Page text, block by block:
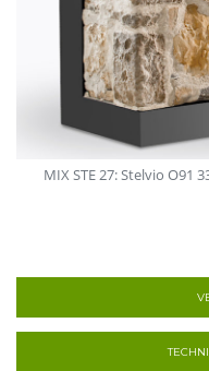
MIX STE 27: Stelvio O91